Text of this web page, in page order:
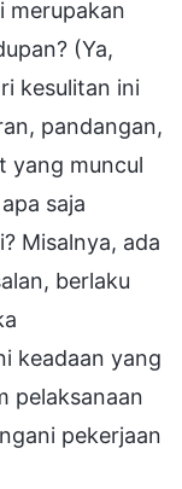
merupakan
(Ya,
kesulitan ini
pandangan,
yang muncul
saja
Misalnya, ada
berlaku
keadaan yang
pelaksanaan
pekerjaan